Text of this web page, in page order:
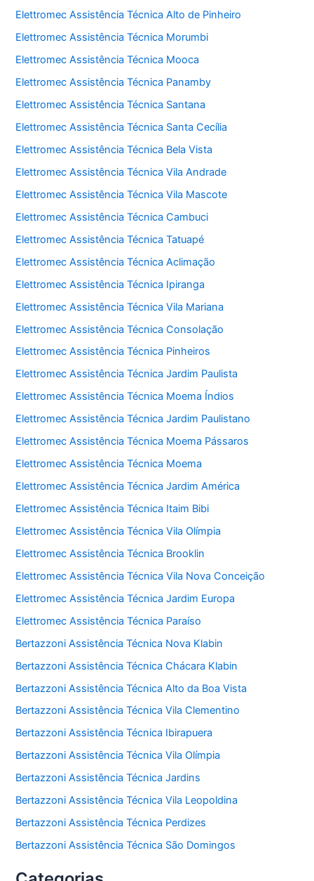
Elettromec Assistência Técnica Alto de Pinheiro
Elettromec Assistência Técnica Morumbi
Elettromec Assistência Técnica Mooca
Elettromec Assistência Técnica Panamby
Elettromec Assistência Técnica Santana
Elettromec Assistência Técnica Santa Cecília
Elettromec Assistência Técnica Bela Vista
Elettromec Assistência Técnica Vila Andrade
Elettromec Assistência Técnica Vila Mascote
Elettromec Assistência Técnica Cambuci
Elettromec Assistência Técnica Tatuapé
Elettromec Assistência Técnica Aclimação
Elettromec Assistência Técnica Ipiranga
Elettromec Assistência Técnica Vila Mariana
Elettromec Assistência Técnica Consolação
Elettromec Assistência Técnica Pinheiros
Elettromec Assistência Técnica Jardim Paulista
Elettromec Assistência Técnica Moema Índios
Elettromec Assistência Técnica Jardim Paulistano
Elettromec Assistência Técnica Moema Pássaros
Elettromec Assistência Técnica Moema
Elettromec Assistência Técnica Jardim América
Elettromec Assistência Técnica Itaim Bibi
Elettromec Assistência Técnica Vila Olímpia
Elettromec Assistência Técnica Brooklin
Elettromec Assistência Técnica Vila Nova Conceição
Elettromec Assistência Técnica Jardim Europa
Elettromec Assistência Técnica Paraíso
Bertazzoni Assistência Técnica Nova Klabin
Bertazzoni Assistência Técnica Chácara Klabin
Bertazzoni Assistência Técnica Alto da Boa Vista
Bertazzoni Assistência Técnica Vila Clementino
Bertazzoni Assistência Técnica Ibirapuera
Bertazzoni Assistência Técnica Vila Olímpia
Bertazzoni Assistência Técnica Jardins
Bertazzoni Assistência Técnica Vila Leopoldina
Bertazzoni Assistência Técnica Perdizes
Bertazzoni Assistência Técnica São Domingos